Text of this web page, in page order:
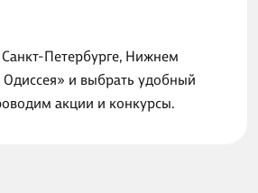
Петербурге, Нижнем
и выбрать удобный
акции и конкурсы.